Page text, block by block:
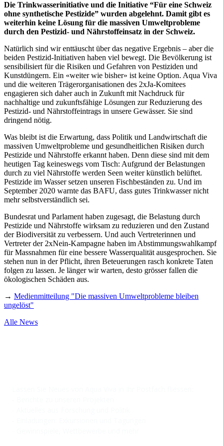
Die Trinkwasserinitiative und die Initiative “Für eine Schweiz
ohne synthetische Pestizide” wurden abgelehnt. Damit gibt es
weiterhin keine Lösung für die massiven Umweltprobleme
durch den Pestizid- und Nährstoffeinsatz in der Schweiz.
Natürlich sind wir enttäuscht über das negative Ergebnis – aber die
beiden Pestizid-Initiativen haben viel bewegt. Die Bevölkerung ist
sensibilisiert für die Risiken und Gefahren von Pestiziden und
Kunstdüngern. Ein «weiter wie bisher» ist keine Option. Aqua Viva
und die weiteren Trägerorganisationen des 2xJa-Komitees
engagieren sich daher auch in Zukunft mit Nachdruck für
nachhaltige und zukunftsfähige Lösungen zur Reduzierung des
Pestizid- und Nährstoffeintrags in unsere Gewässer. Sie sind
dringend nötig.
Was bleibt ist die Erwartung, dass Politik und Landwirtschaft die
massiven Umweltprobleme und gesundheitlichen Risiken durch
Pestizide und Nährstoffe erkannt haben. Denn diese sind mit dem
heutigen Tag keineswegs vom Tisch: Aufgrund der Belastungen
durch zu viel Nährstoffe werden Seen weiter künstlich belüftet.
Pestizide im Wasser setzen unseren Fischbeständen zu. Und im
September 2020 warnte das BAFU, dass gutes Trinkwasser nicht
mehr selbstverständlich sei.
Bundesrat und Parlament haben zugesagt, die Belastung durch
Pestizide und Nährstoffe wirksam zu reduzieren und den Zustand
der Biodiversität zu verbessern. Und auch Vertreterinnen und
Vertreter der 2xNein-Kampagne haben im Abstimmungswahlkampf
für Massnahmen für eine bessere Wasserqualität ausgesprochen. Sie
stehen nun in der Pflicht, ihren Beteuerungen rasch konkrete Taten
folgen zu lassen. Je länger wir warten, desto grösser fallen die
ökologischen Schäden aus.
→ Medienmitteilung "Die massiven Umweltprobleme bleiben
ungelöst"
Alle News